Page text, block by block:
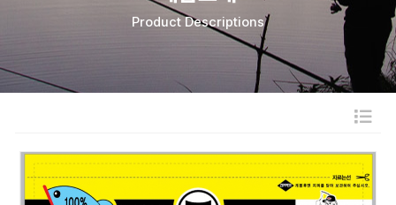
Product Descriptions